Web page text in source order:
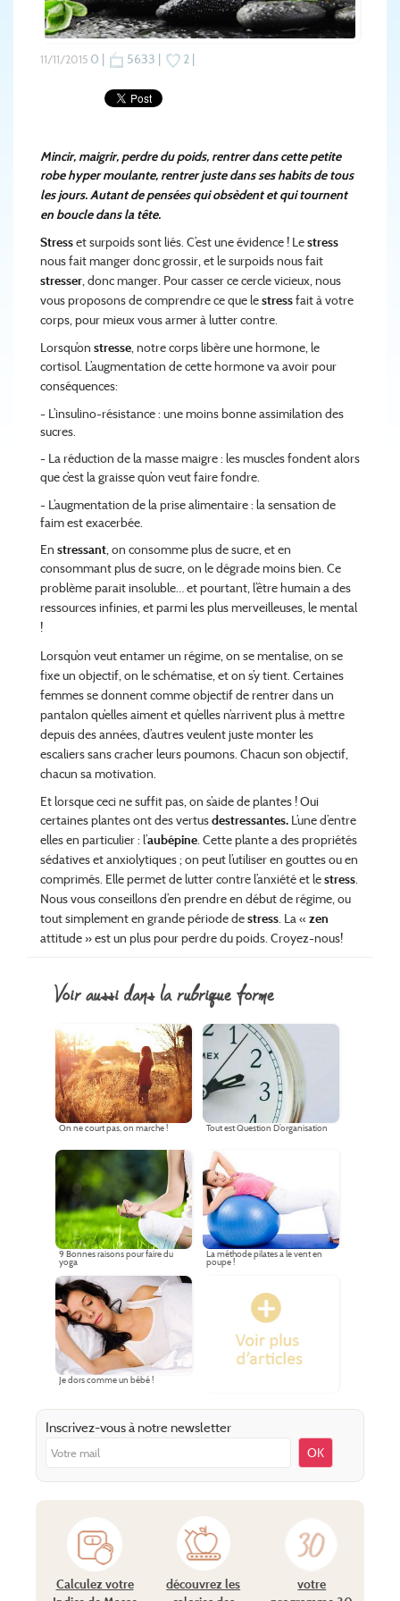
11/11/2015 0 | 5633 | 2 |
Mincir, maigrir, perdre du poids, rentrer dans cette petite
robe hyper moulante, rentrer juste dansses habits de tous
les jours. Autant de pensées qui obsèdent et qui tournent
en boucle dans la tête.
Stresset surpoids sont liés. C’est une évidence ! Lestress
nous fait manger donc grossir, et lesurpoids nous fait
stresser, donc manger. Pour casser ce cercle vicieux, nous
vous proposons decomprendre ce que lestressfait à votre
corps, pour mieux vous armer à lutter contre.
Lorsqu’on stresse, notre corps libère une hormone, le
cortisol. L’augmentation de cette hormone vaavoir pour
conséquences:
- L’insulino-résistance : une moins bonne assimilation des
sucres.
- La réduction de la masse maigre : les muscles fondent alors
que c’est la graisse qu’on veut fairefondre.
- L’augmentation de la prise alimentaire : la sensation de
faim est exacerbée.
En stressant, on consomme plus de sucre, et en
consommant plus de sucre, on le dégrade moins bien. Ce
problème parait insoluble… et pourtant, l’être humain a des
ressources infinies, et parmi lesplus merveilleuses, le mental
!
Lorsqu’on veut entamer un régime, on se mentalise, on se
fixe un objectif, on le schématise, et on s’y tient. Certaines
femmes se donnent comme objectif de rentrerdans un
pantalon qu’elles aiment et qu’elles n’arrivent plus à mettre
depuis des années, d’autresveulent juste monter les
escaliers sans cracher leurs poumons. Chacun son objectif,
chacun samotivation.
Et lorsque ceci ne suffit pas, on s’aide de plantes ! Oui
certaines plantes ont des vertusdestressantes. L’une d’entre
elles en particulier : l’aubépine. Cette plante a des propriétés
sédatives etanxiolytiques ; on peut l’utiliser en gouttes ou en
comprimés. Elle permet de lutter contre l’anxiété etlestress.
Nous vous conseillons d’en prendre en début de régime, ou
tout simplement en grandepériode destress. La « zen
attitude » est un plus pour perdre du poids. Croyez-nous!
voir aussi dans la rubrique forme
On ne court pas, on marche ! Tout est Question D’organisation
9 Bonnes raisons pour faire du
yoga
La méthode pilates a le vent en
poupe !
Je dors comme un bébé !
Inscrivez-vous à notre newsletter
OK
Calculez votre
découvrez les
votre